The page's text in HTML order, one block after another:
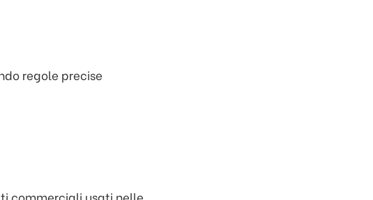
regole precise